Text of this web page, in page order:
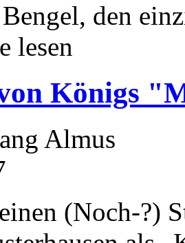
den
lesen
Königs
Almus
(Noch-?)